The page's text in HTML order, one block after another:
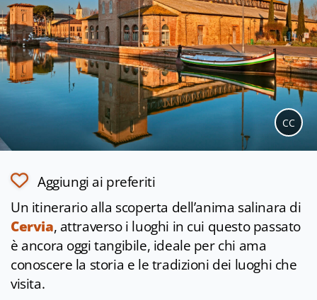
CC
Aggiungi ai preferiti
Un itinerario alla scoperta dell’anima salinara di
Cervia, attraverso i luoghi in cui questo passato
è ancora oggi tangibile, ideale per chi ama
conoscere la storia e le tradizioni dei luoghi che
visita.